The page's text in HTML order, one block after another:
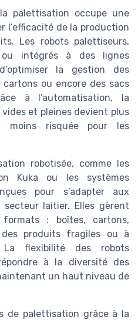
palettisation occupe une
l’efficacité de la production
Les robots palettiseurs,
ou intégrés à des lignes
la gestion des
ou encore des sacs
à l’automatisation, la
et pleines devient plus
moins risquée pour les
robotisée, comme les
Kuka ou les systèmes
pour s’adapter aux
secteur laitier. Elles gèrent
: boîtes, cartons,
produits fragiles ou à
La flexibilité des robots
à la diversité des
un haut niveau de
de palettisation grâce à la